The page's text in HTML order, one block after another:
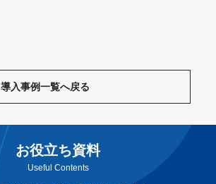
導入事​​例一覧へ戻る
お役立ち資料
Useful Contents